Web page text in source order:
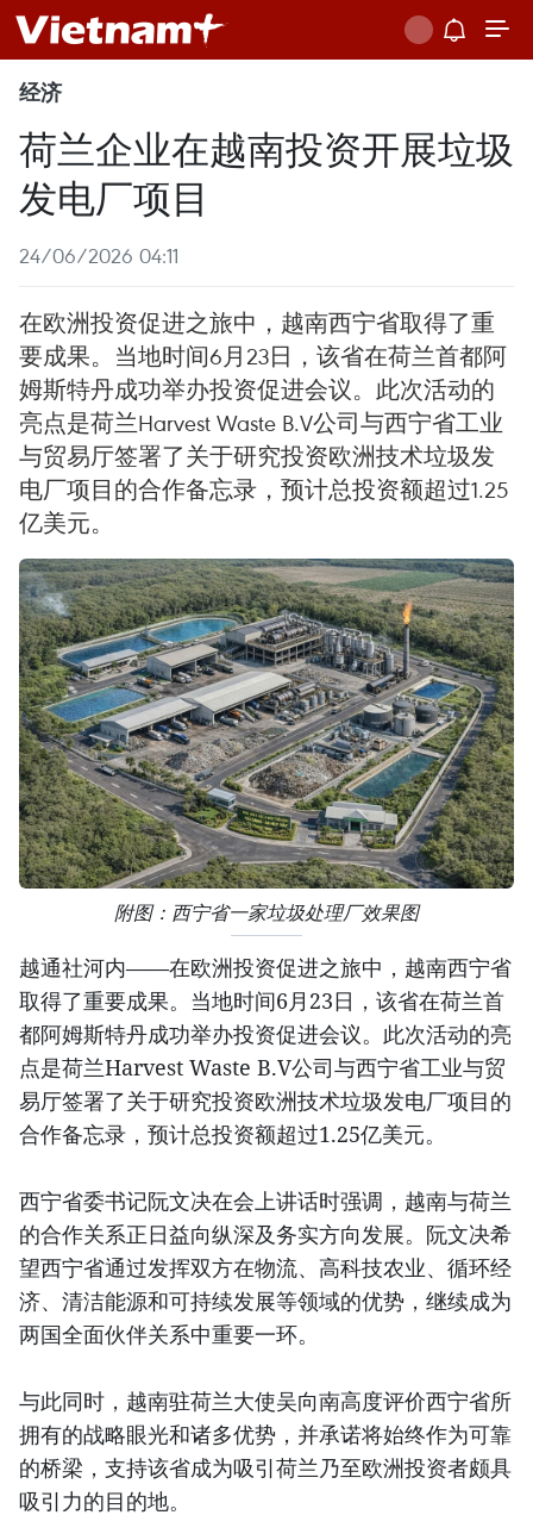
经济
荷兰企业在越南投资开展垃圾
发电厂项目
24/06/2026 04:11
在欧洲投资促进之旅中，越南西宁省取得了重
要成果。当地时间6月23日，该省在荷兰首都阿
姆斯特丹成功举办投资促进会议。此次活动的
亮点是荷兰Harvest Waste B.V公司与西宁省工业
与贸易厅签署了关于研究投资欧洲技术垃圾发
电厂项目的合作备忘录，预计总投资额超过1.25
亿美元。
附图：西宁省一家垃圾处理厂效果图
越通社河内——在欧洲投资促进之旅中，越南西宁省
取得了重要成果。当地时间6月23日，该省在荷兰首
都阿姆斯特丹成功举办投资促进会议。此次活动的亮
点是荷兰Harvest Waste B.V公司与西宁省工业与贸
易厅签署了关于研究投资欧洲技术垃圾发电厂项目的
合作备忘录，预计总投资额超过1.25亿美元。
西宁省委书记阮文决在会上讲话时强调，越南与荷兰
的合作关系正日益向纵深及务实方向发展。阮文决希
望西宁省通过发挥双方在物流、高科技农业、循环经
济、清洁能源和可持续发展等领域的优势，继续成为
两国全面伙伴关系中重要一环。
与此同时，越南驻荷兰大使吴向南高度评价西宁省所
拥有的战略眼光和诸多优势，并承诺将始终作为可靠
的桥梁，支持该省成为吸引荷兰乃至欧洲投资者颇具
吸引力的目的地。